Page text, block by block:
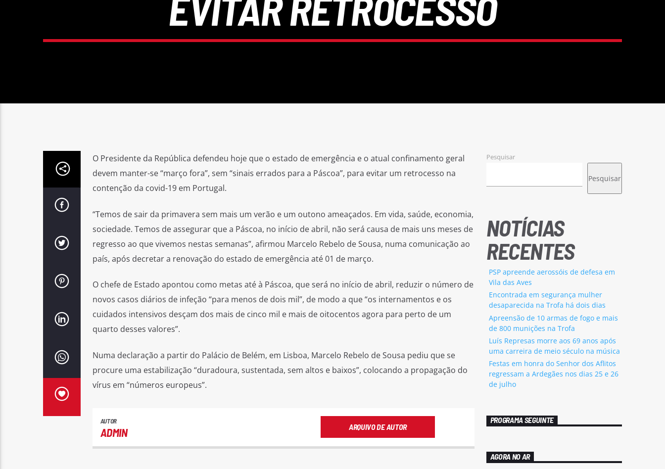
O Presidente da República defendeu hoje que o estado de emergência e o atual confinamento geral
devem manter-se “março fora”, sem “sinais errados para a Páscoa”, para evitar um retrocesso na
contenção da covid-19 em Portugal.
“Temos de sair da primavera sem mais um verão e um outono ameaçados. Em vida, saúde, economia,
sociedade. Temos de assegurar que a Páscoa, no início de abril, não será causa de mais uns meses de
regresso ao que vivemos nestas semanas”, afirmou Marcelo Rebelo de Sousa, numa comunicação ao
país, após decretar a renovação do estado de emergência até 01 de março.
O chefe de Estado apontou como metas até à Páscoa, que será no início de abril, reduzir o número de
novos casos diários de infeção “para menos de dois mil”, de modo a que “os internamentos e os
cuidados intensivos desçam dos mais de cinco mil e mais de oitocentos agora para perto de um
quarto desses valores”.
Numa declaração a partir do Palácio de Belém, em Lisboa, Marcelo Rebelo de Sousa pediu que se
procure uma estabilização “duradoura, sustentada, sem altos e baixos”, colocando a propagação do
vírus em “números europeus”.
AUTOR
ADMIN ARQUIVO DE AUTOR
Pesquisar
Pesquisar
NOTÍCIAS
RECENTES
PSP apreende aerossóis de defesa em
Vila das Aves
Encontrada em segurança mulher
desaparecida na Trofa há dois dias
Apreensão de 10 armas de fogo e mais
de 800 munições na Trofa
Luís Represas morre aos 69 anos após
uma carreira de meio século na música
Festas em honra do Senhor dos Aflitos
regressam a Ardegães nos dias 25 e 26
de julho
PROGRAMA SEGUINTE
AGORA NO AR